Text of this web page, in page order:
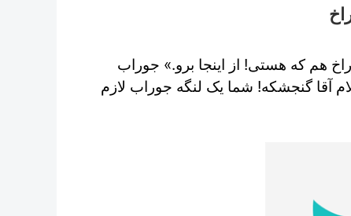
هم که هستی! از اینجا برو.» جوراب
آقا گنجشکه! شما یک لنگه جوراب لازم